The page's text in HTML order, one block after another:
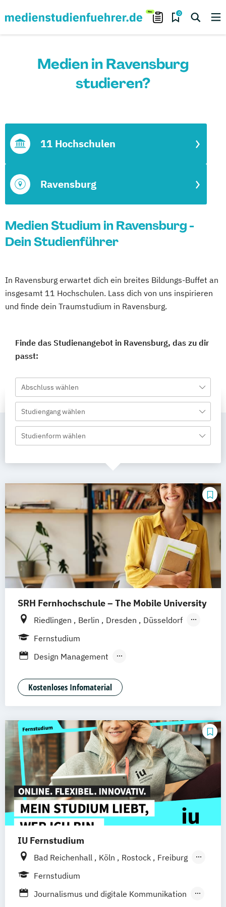
0
Medien in Ravensburg
studieren?
Ravensburg
11 Hochschulen
Medien Studium in Ravensburg -
Dein Studienführer
In Ravensburg erwartet dich ein breites Bildungs-Buffet an
insgesamt 11 Hochschulen. Lass dich von uns inspirieren
und finde dein Traumstudium in Ravensburg.
Finde das Studienangebot in Ravensburg, das zu dir
passt:
Abschluss wählen
Studiengang wählen
Studienform wählen
SRH Fernhochschule – The Mobile University
Riedlingen Berlin Dresden
Düsseldorf
Hamburg
Mannheim Wertheim
Frankfurt am Main Hamm
Fernstudium
Design Management
Medien- und Kommunikationsmanagement
Kostenloses Infomaterial
IU Fernstudium
Bad Reichenhall Köln Rostock
Freiburg
Kiel
Frankfurt am Main
Deggendorf
Karlsruhe Kassel
Fernstudium
Journalismus und digitale Kommunikation